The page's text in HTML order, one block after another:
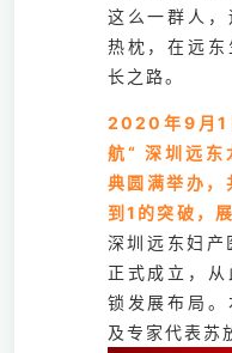
这么一群人
热枕，在远
长之路。
2020年9月1
航“ 深圳远东
典圆满举办，
到1的突破，
深圳远东妇
正式成立，
锁发展布局
及专家代表苏